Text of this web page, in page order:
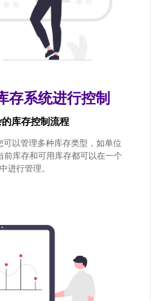
存系统进行控制
库存控制流程
以管理多种库存类型，如单位
前库存和可用库存都可以在一个
进行管理。